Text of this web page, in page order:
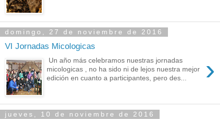
domingo, 27 de noviembre de 2016
VI Jornadas Micologicas
›
Un año más celebramos nuestras jornadas
micologicas , no ha sido ni de lejos nuestra mejor
edición en cuanto a participantes, pero des...
jueves, 10 de noviembre de 2016